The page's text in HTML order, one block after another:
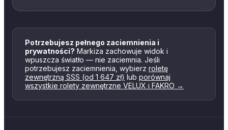
Potrzebujesz pełnego zaciemnienia i
prywatności? Markiza zachowuje widok i
wpuszcza światło — nie zaciemnia. Jeśli
potrzebujesz zaciemnienia, wybierz roletę
zewnętrzną SSS (od 1 647 zł) lub porównaj
wszystkie rolety zewnętrzne VELUX i FAKRO →